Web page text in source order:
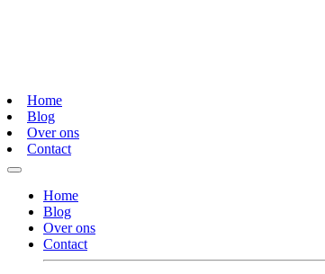
Home
Blog
Over ons
Contact
Home
Blog
Over ons
Contact